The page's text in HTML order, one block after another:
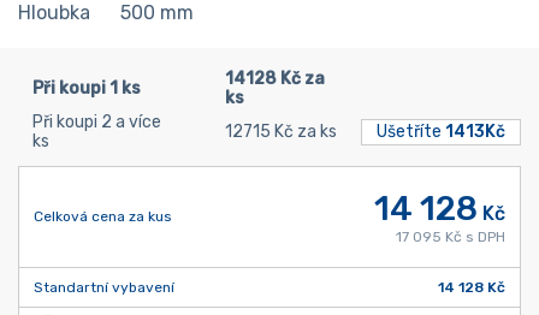
Hloubka
500 mm
Při koupi 1 ks
14128 Kč za
ks
Při koupi 2 a více
ks
12715 Kč za ks Ušetříte 1413Kč
Celková cena za kus 14 128 Kč
17 095 Kč s DPH
Standartní vybavení 14 128 Kč